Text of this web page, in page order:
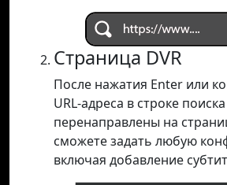
Страница DVR
После нажатия Enter или
URL-адреса в строке
перенаправлены на
сможете задать любую
включая добавление